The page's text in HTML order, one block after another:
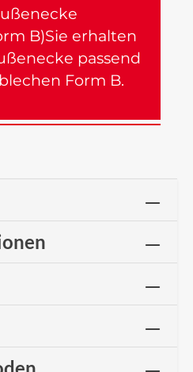
B)Sie erhalten
passend
Form B.